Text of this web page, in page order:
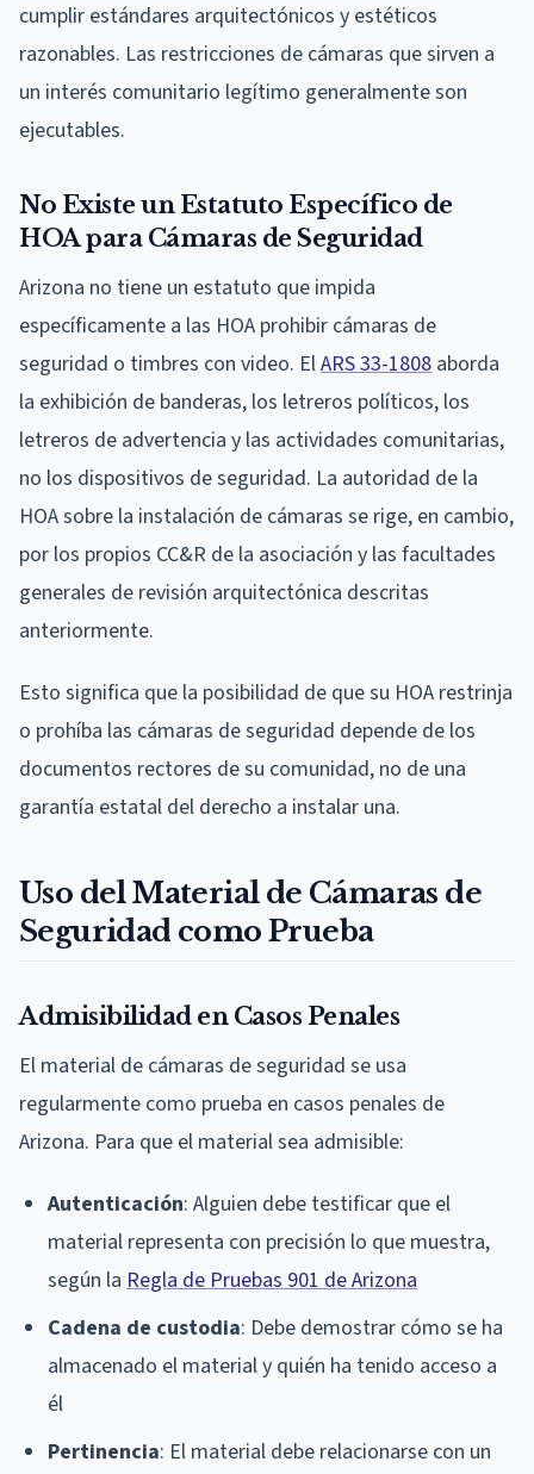
cumplir estándares arquitectónicos y estéticos
razonables. Las restricciones de cámaras que sirven a
un interés comunitario legítimo generalmente son
ejecutables.
No Existe un Estatuto Específico de
HOA para Cámaras de Seguridad
Arizona no tiene un estatuto que impida
específicamente a las HOA prohibir cámaras de
seguridad o timbres con video. ElARS 33-1808 aborda
la exhibición de banderas, los letreros políticos, los
letreros de advertencia y las actividades comunitarias,
no los dispositivos de seguridad. La autoridad de la
HOA sobre la instalación de cámaras se rige, en cambio,
por los propios CC&R de la asociación y las facultades
generales de revisión arquitectónica descritas
anteriormente.
Esto significa que la posibilidad de que su HOA restrinja
o prohíba las cámaras de seguridad depende de los
documentos rectores de su comunidad, no de una
garantía estatal del derecho a instalar una.
Uso del Material de Cámaras de
Seguridad como Prueba
Admisibilidad en Casos Penales
El material de cámaras de seguridad se usa
regularmente como prueba en casos penales de
Arizona. Para que el material sea admisible:
Autenticación: Alguien debe testificar que el
material representa con precisión lo que muestra,
según la Regla de Pruebas 901 de Arizona
Cadena de custodia: Debe demostrar cómo se ha
almacenado el material y quién ha tenido acceso a
él
Pertinencia: El material debe relacionarse con un